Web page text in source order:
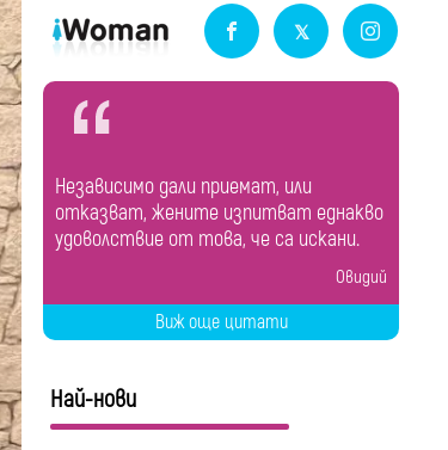
Независимо дали приемат, или
отказват, жените изпитват еднакво
удоволствие от това, че са искани.
Овидий
Виж още цитати
Най-нови